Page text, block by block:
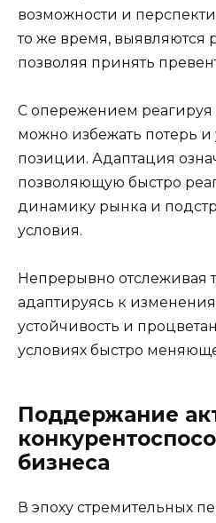
возможности и
то же время, выявляются
позволяя принять
С опережением
можно избежать потерь и
позиции. Адаптация
позволяющую быстро
динамику рынка и
условия.
Непрерывно отслеживая
адаптируясь к
устойчивость и
условиях быстро
Поддержание
бизнеса
В эпоху стремительных